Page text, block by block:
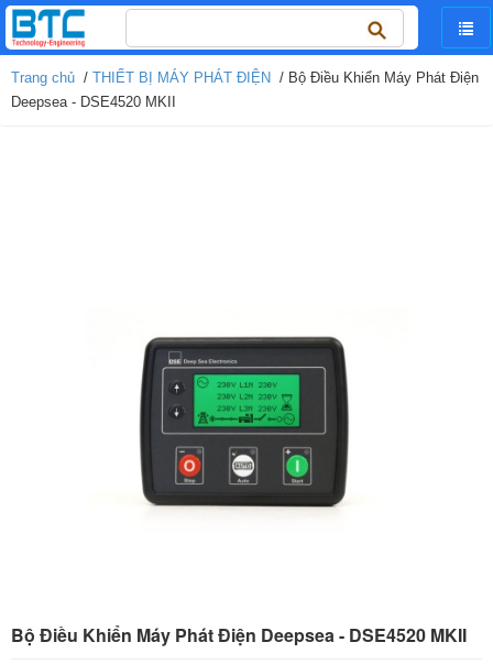
Tìm
kiếm
Trang chủ / THIẾT BỊ MÁY PHÁT ĐIỆN / Bộ Điều Khiển Máy Phát Điện
Deepsea - DSE4520 MKII
Bộ Điều Khiển Máy Phát Điện Deepsea - DSE4520 MKII